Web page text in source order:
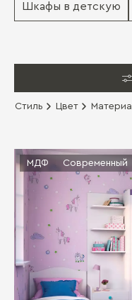
Шкафы в детскую
Стиль Цвет
МДФ Современный